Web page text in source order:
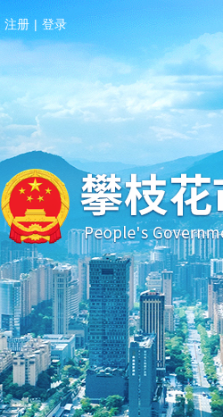
注册 | 登录